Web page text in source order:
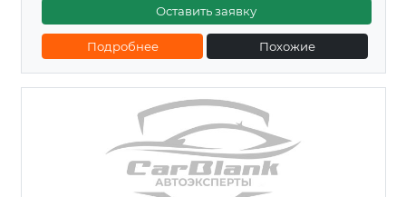
Оставить заявку
Подробнее Похожие